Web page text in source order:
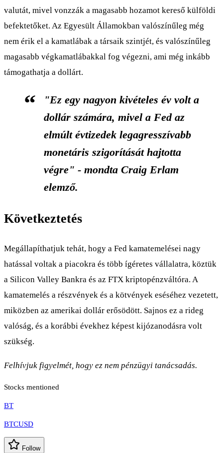
valutát, mivel vonzzák a magasabb hozamot kereső külföldi
befektetőket. Az Egyesült Államokban valószínűleg még
nem érik el a kamatlábak a társaik szintjét, és valószínűleg
magasabb végkamatlábakkal fog végezni, ami még inkább
támogathatja a dollárt.
"Ez egy nagyon kivételes év volt a
dollár számára, mivel a Fed az
elmúlt évtizedek legagresszívabb
monetáris szigorítását hajtotta
végre" - mondta Craig Erlam
elemző.
Következtetés
Megállapíthatjuk tehát, hogy a Fed kamatemelései nagy
hatással voltak a piacokra és több ígéretes vállalatra, köztük
a Silicon Valley Bankra és az FTX kriptopénzváltóra. A
kamatemelés a részvények és a kötvények eséséhez vezetett,
miközben az amerikai dollár erősödött. Sajnos ez a rideg
valóság, és a korábbi évekhez képest kijózanodásra volt
szükség.
Felhívjuk figyelmét, hogy ez nem pénzügyi tanácsadás.
Stocks mentioned
BT
BTCUSD
Follow